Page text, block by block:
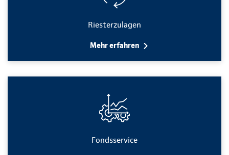
Riesterzulagen
Mehr erfahren
Fondsservice